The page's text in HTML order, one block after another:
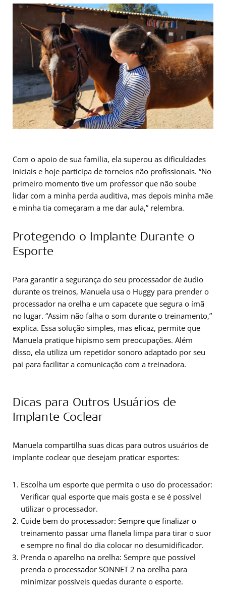
Com o apoio de sua família, ela superou as dificuldades
iniciais e hoje participa de torneios não profissionais. “No
primeiro momento tive um professor que não soube
lidar com a minha perda auditiva, mas depois minha mãe
e minha tia começaram a me dar aula,” relembra.
Protegendo o Implante Durante o
Esporte
Para garantir a segurança do seu processador de áudio
durante os treinos, Manuela usa o Huggy para prender o
processador na orelha e um capacete que segura o ímã
no lugar. “Assim não falha o som durante o treinamento,”
explica. Essa solução simples, mas eficaz, permite que
Manuela pratique hipismo sem preocupações. Além
disso, ela utiliza um repetidor sonoro adaptado por seu
pai para facilitar a comunicação com a treinadora.
Dicas para Outros Usuários de
Implante Coclear
Manuela compartilha suas dicas para outros usuários de
implante coclear que desejam praticar esportes:
Escolha um esporte que permita o uso do processador:
Verificar qual esporte que mais gosta e se é possível
utilizar o processador.
Cuide bem do processador: Sempre que finalizar o
treinamento passar uma flanela limpa para tirar o suor
e sempre no final do dia colocar no desumidificador.
Prenda o aparelho na orelha: Sempre que possível
prenda o processador SONNET 2 na orelha para
minimizar possíveis quedas durante o esporte.